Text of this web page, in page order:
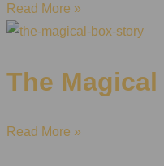
Read More »
The
Read More »